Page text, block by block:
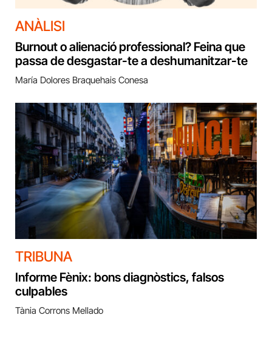
ANÀLISI
Burnout o alienació professional? Feina que
passa de desgastar-te a deshumanitzar-te
María Dolores Braquehais Conesa
TRIBUNA
Informe Fènix: bons diagnòstics, falsos
culpables
Tània Corrons Mellado